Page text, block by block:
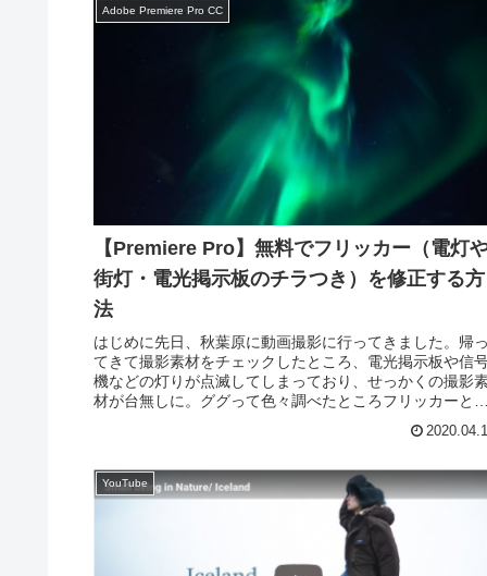
Adobe Premiere Pro CC
【Premiere Pro】無料でフリッカー（電灯
街灯・電光掲示板のチラつき）を修正する方
法
はじめに先日、秋葉原に動画撮影に行ってきました。帰っ
てきて撮影素材をチェックしたところ、電光掲示板や信
機などの灯りが点滅してしまっており、せっかくの撮影
材が台無しに。ググって色々調べたところフリッカーと呼
YouTube